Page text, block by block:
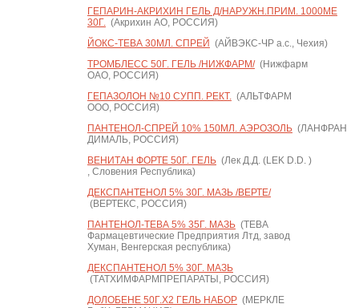
ГЕПАРИН-АКРИХИН ГЕЛЬ Д/НАРУЖН.ПРИМ. 1000МЕ
30Г.(Акрихин АО, РОССИЯ)
ЙОКС-ТЕВА 30МЛ. СПРЕЙ (АЙВЭКС-ЧР а.с., Чехия)
ТРОМБЛЕСС 50Г. ГЕЛЬ /НИЖФАРМ/(Нижфарм
ОАО, РОССИЯ)
ГЕПАЗОЛОН №10 СУПП. РЕКТ.(АЛЬТФАРМ
ООО, РОССИЯ)
ПАНТЕНОЛ-СПРЕЙ 10% 150МЛ. АЭРОЗОЛЬ(ЛАНФРАН
ДИМАЛЬ, РОССИЯ)
ВЕНИТАН ФОРТЕ 50Г. ГЕЛЬ(Лек Д.Д. (LEK D.D. )
, Словения Республика)
ДЕКСПАНТЕНОЛ 5% 30Г. МАЗЬ /ВЕРТЕ/
(ВЕРТЕКС, РОССИЯ)
ПАНТЕНОЛ-ТЕВА 5% 35Г. МАЗЬ(ТЕВА
Фармацевтические Предприятия Лтд, завод
Хуман, Венгерская республика)
ДЕКСПАНТЕНОЛ 5% 30Г. МАЗЬ
(ТАТХИМФАРМПРЕПАРАТЫ, РОССИЯ)
ДОЛОБЕНЕ 50Г.Х2 ГЕЛЬ НАБОР(МЕРКЛЕ